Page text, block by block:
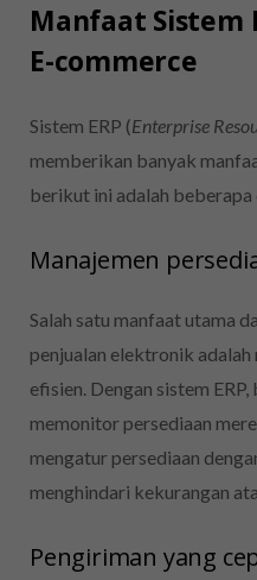
Manfaat Sistem
E-commerce
Sistem ERP (Enterprise
memberikan banyak
berikut ini adalah beberapa
Manajemen
Salah satu manfaat utama
penjualan elektronik adalah
efisien. Dengan sistem ERP,
memonitor persediaan
mengatur persediaan
menghindari kekurangan
Pengiriman yang